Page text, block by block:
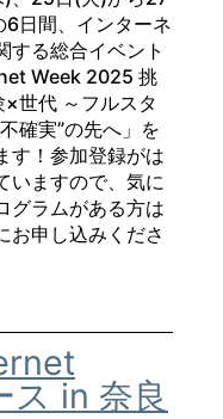
6日間、インターネ
する総合イベント
Week 2025 挑
世代 ～フルスタ
確実”の先へ」を
す！参加登録がは
いますので、気に
グラムがある方は
お申し込みくださ
ス in 奈良